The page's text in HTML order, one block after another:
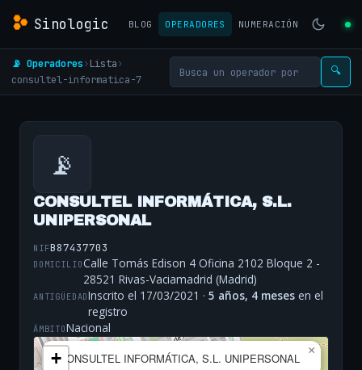
Sinologic BLOG OPERADORES NUMERACIÓN
📡 Operadores› Lista›
consultel-informatica-7
🔍
📡
CONSULTEL INFORMÁTICA, S.L.
UNIPERSONAL
NIFB87437703
DOMICILIOCalle Tomás Edison 4 Oficina 2102 Bloque 2 -
28521 Rivas-Vaciamadrid (Madrid)
ANTIGÜEDADInscrito el 17/03/2021 ·5 años, 4 meses en el
registro
ÁMBITONacional
CONSULTEL INFORMÁTICA, S.L. UNIPERSONAL
×
+